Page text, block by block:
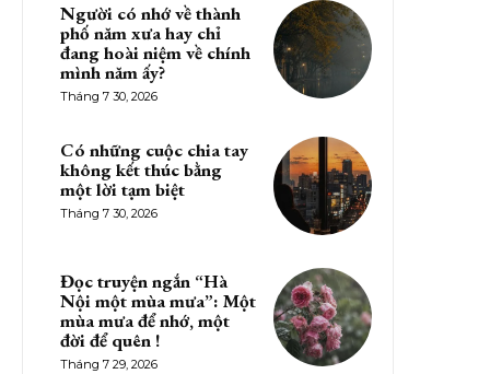
Người có nhớ về thành
phố năm xưa hay chỉ
đang hoài niệm về chính
mình năm ấy?
Tháng 7 30, 2026
Có những cuộc chia tay
không kết thúc bằng
một lời tạm biệt
Tháng 7 30, 2026
Đọc truyện ngắn “Hà
Nội một mùa mưa”: Một
mùa mưa để nhớ, một
đời để quên !
Tháng 7 29, 2026